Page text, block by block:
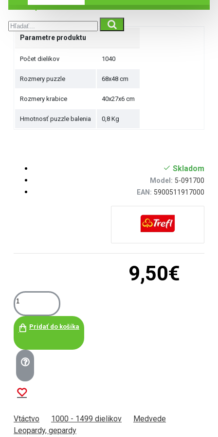
Špecifikácie
Parametre produktu
Počet dielikov 1040
Rozmery puzzle 68x48 cm
Rozmery krabice 40x27x6 cm
Hmotnosť puzzle balenia 0,8 Kg
9,50€
Skladom
Model: 5-091700
EAN: 5900511917000
Pridať do košíka
Vtáctvo 1000 - 1499 dielikov
Medvede
Leopardy, gepardy